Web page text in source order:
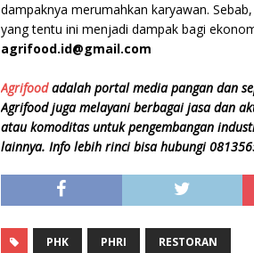
dampaknya merumahkan karyawan.
yang tentu ini menjadi dampak bagi
agrifood.id@gmail.com
Agrifoodadalah portal media pangan dan
Agrifood juga melayani berbagai jasa dan
atau komoditas untuk pengembangan
lainnya. Info lebih rinci bisa hubungi
PHK PHRI RESTORAN